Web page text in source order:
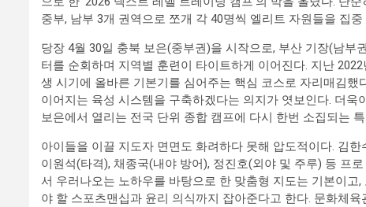
중부, 남부 3개 권역으로 쪼개 각 40명씩 엘리트 자원들을 집
당장 4월 30일 충북 보은(중부권)을 시작으로, 부산 기장(남
터를 순회하며 지역별 훈련이 타이트하게 이어진다. 지난
생 시기에 올바른 기본기를 심어주는 핵심 코스로 자리매김
이어지는 육성 시스템을 구축하겠다는 의지가 엿보인다. 더
보은에서 열리는 전국 단위 종합 캠프에 다시 한번 소집되는
아이들을 이끌 지도자 면면도 화려하다 못해 압도적이다. 김
이원석(타격), 채종국(내야 방어), 정진호(외야 및 주루) 등 프
서 우러나오는 노하우를 바탕으로 한 맞춤형 지도는 기본이
야 할 스포츠맨십과 윤리 의식까지 잡아준다고 한다. 문화체